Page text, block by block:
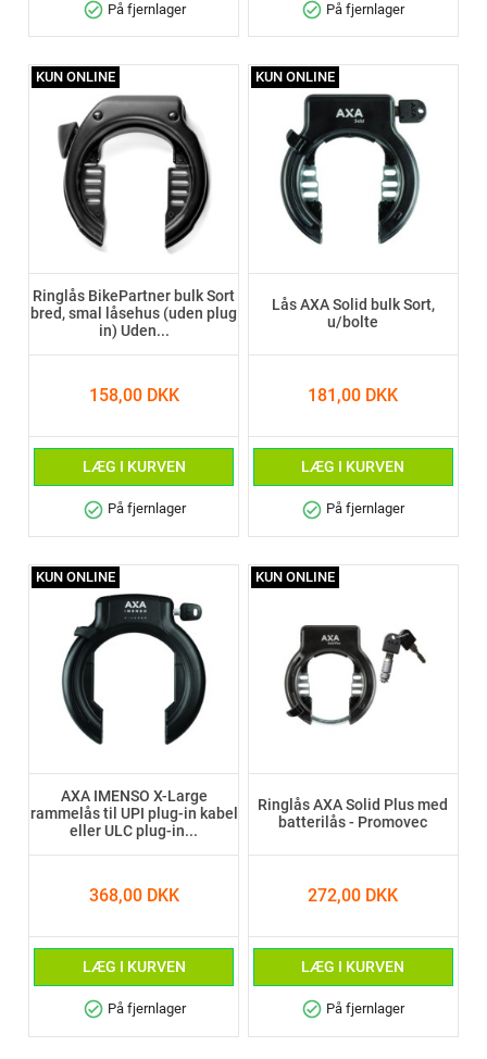
check_circle På fjernlager check_circle På fjernlager
Ringlås BikePartner bulk Sort
bred, smal låsehus (uden plug
in) Uden...
158,00 DKK
LÆG I KURVEN
check_circle På fjernlager
KUN ONLINE
Lås AXA Solid bulk Sort,
u/bolte
181,00 DKK
LÆG I KURVEN
check_circle På fjernlager
KUN ONLINE
AXA IMENSO X-Large
rammelås til UPI plug-in kabel
eller ULC plug-in...
368,00 DKK
LÆG I KURVEN
check_circle På fjernlager
KUN ONLINE
Ringlås AXA Solid Plus med
batterilås - Promovec
272,00 DKK
LÆG I KURVEN
check_circle På fjernlager
KUN ONLINE